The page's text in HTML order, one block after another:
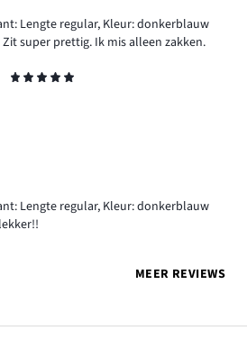
Lengte regular, Kleur: donkerblauw
super prettig. Ik mis alleen zakken.
Lengte regular, Kleur: donkerblauw
MEER REVIEWS